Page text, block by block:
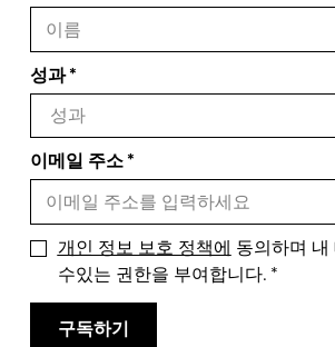
성과
이메일 주소
개인 정보 보호 정책에 동의하며
수있는 권한을 부여합니다.
구독하기